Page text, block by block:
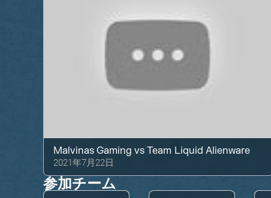
Malvinas Gaming vsTeam Liquid Alienware
2021年7月22日
参加チーム